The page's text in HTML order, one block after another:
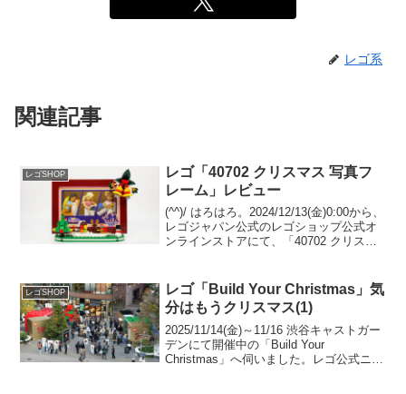
レゴ系
関連記事
レゴSHOP
レゴ「40702 クリスマス 写真フ
レーム」レビュー
(^^)/ はろはろ。2024/12/13(金)0:00から、
レゴジャパン公式のレゴショップ公式オ
ンラインストアにて、「40702 クリスマ
￥11,500-(税込)以...
レゴSHOP
レゴ「Build Your Christmas」気
分はもうクリスマス(1)
2025/11/14(金)～11/16 渋谷キャストガー
デンにて開催中の「Build Your
Christmas」へ伺いました。レゴ公式ニュ